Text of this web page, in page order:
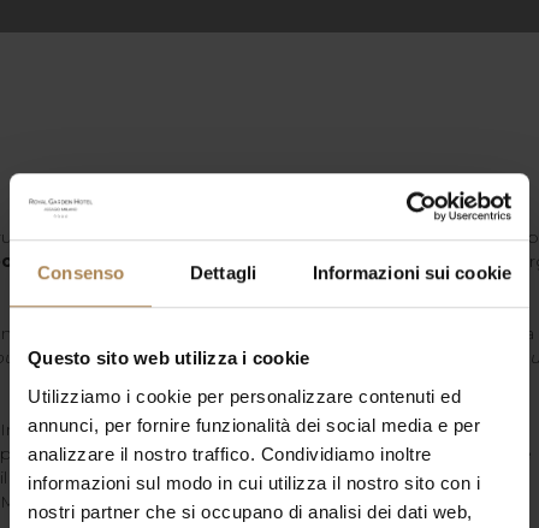
Consenso Dettagli Informazioni sui cookie
Questo sito web utilizza i cookie
Utilizziamo i cookie per personalizzare contenuti ed
annunci, per fornire funzionalità dei social media e per
analizzare il nostro traffico. Condividiamo inoltre
informazioni sul modo in cui utilizza il nostro sito con i
nostri partner che si occupano di analisi dei dati web,
del servizio diRoom Servicea Pranzo e a Cena, con un
Service
il Available for Lunch or Dinner with € 12 Extra-
10% di sconto
per ordini di almeno € 20 a persona
10% offfor orders over € 20 per person.
il tavolo al
table at the RestaurantorRoom Service from
In occasione di grandieventi al Forum di Assago, il ristorante
propone il Soft Dinner, servitodalle 19.00 alle 22.00
, anzichè
il classico menu.
Maggiori informazioni in Reception.